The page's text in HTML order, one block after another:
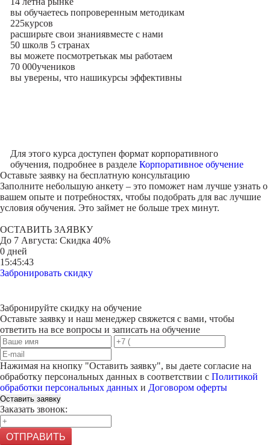
вы обучаетесь попроверенным методикам
225курсов
расширьте свои знаниявместе с нами
50 школв 5 странах
вы можете посмотретькак мы работаем
70 000учеников
вы уверены, что нашикурсы эффективны
Для этого курса доступен формат корпоративного
обучения, подробнее в разделе Корпоративное обучение
Оставьте заявку на бесплатную консультацию
Заполните небольшую анкету – это поможет нам лучше узнать о
вашем опыте и потребностях, чтобы подобрать для вас лучшие
условия обучения. Это займет не больше трех минут.
ОСТАВИТЬ ЗАЯВКУ
До 7 Августа: Скидка 40%
0 дней
15:45:43
Забронировать скидку
Забронируйте скидку на обучение
Оставьте заявку и наш менеджер свяжется с вами, чтобы
ответить на все вопросы и записать на обучение
Нажимая на кнопку "Оставить заявку", вы даете согласие на
обработку персональных данных в соответствии с Политикой
обработки персональных данных и Договором оферты
Оставить заявку
Заказать звонок:
ОТПРАВИТЬ